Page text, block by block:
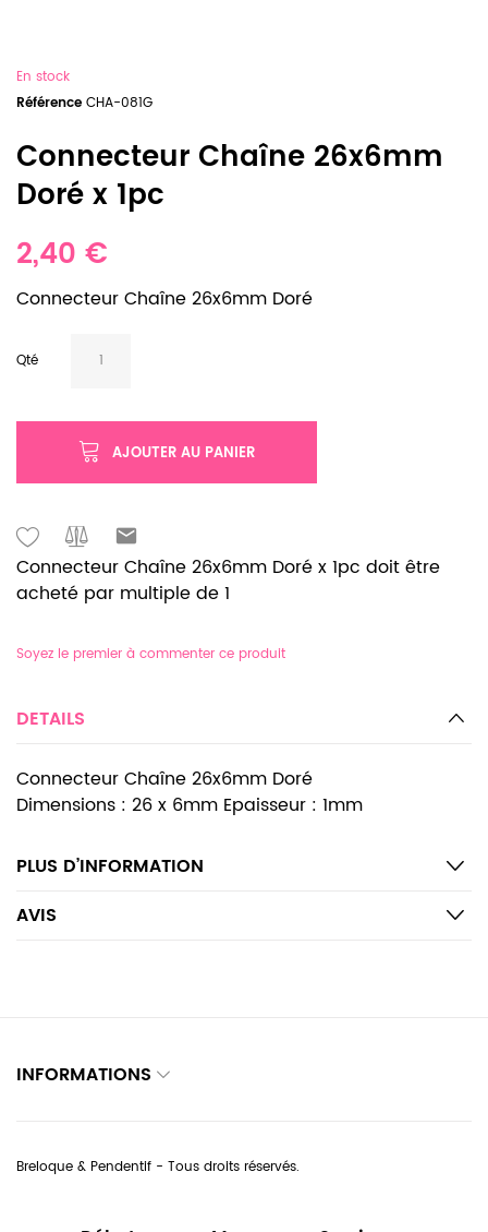
En stock
Référence CHA-081G
Connecteur Chaîne 26x6mm
Doré x 1pc
2,40 €
Connecteur Chaîne 26x6mm Doré
Qté
AJOUTER AU PANIER
Connecteur Chaîne 26x6mm Doré x 1pc doit être
acheté par multiple de 1
Soyez le premier à commenter ce produit
DETAILS
Connecteur Chaîne 26x6mm Doré
Dimensions : 26 x 6mm Epaisseur : 1mm
PLUS D’INFORMATION
AVIS
INFORMATIONS
Breloque & Pendentif - Tous droits réservés.